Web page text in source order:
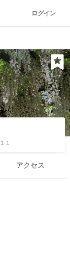
ログイン
１
アクセス